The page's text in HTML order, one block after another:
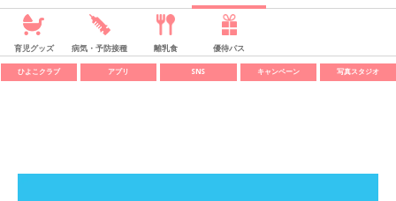
育児グッズ 病気・予防接種 離乳食 優待パス
ひよこクラブ アプリ SNS キャンペーン 写真スタジオ